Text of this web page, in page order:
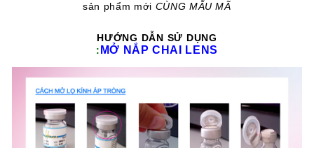
sản phẩm mới CÙNG MẪU MÃ
HƯỚNG DẪN SỬ DỤNG
MỞ NẮP CHAI LENS
: